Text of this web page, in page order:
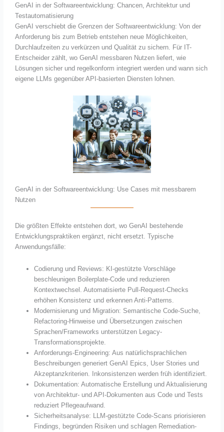
GenAI in der Softwareentwicklung: Chancen, Architektur und
Testautomatisierung
GenAI verschiebt die Grenzen der Softwareentwicklung: Von der
Anforderung bis zum Betrieb entstehen neue Möglichkeiten,
Durchlaufzeiten zu verkürzen und Qualität zu sichern. Für IT-
Entscheider zählt, wo GenAI messbaren Nutzen liefert, wie
Lösungen sicher und regelkonform integriert werden und wann sich
eigene LLMs gegenüber API-basierten Diensten lohnen.
GenAI in der Softwareentwicklung: Use Cases mit messbarem
Nutzen
Die größten Effekte entstehen dort, wo GenAI bestehende
Entwicklungspraktiken ergänzt, nicht ersetzt. Typische
Anwendungsfälle:
Codierung und Reviews: KI-gestützte Vorschläge
beschleunigen Boilerplate-Code und reduzieren
Kontextwechsel. Automatisierte Pull-Request-Checks
erhöhen Konsistenz und erkennen Anti-Patterns.
Modernisierung und Migration: Semantische Code-Suche,
Refactoring-Hinweise und Übersetzungen zwischen
Sprachen/Frameworks unterstützen Legacy-
Transformationsprojekte.
Anforderungs-Engineering: Aus natürlichsprachlichen
Beschreibungen generiert GenAI Epics, User Stories und
Akzeptanzkriterien. Inkonsistenzen werden früh identifiziert.
Dokumentation: Automatische Erstellung und Aktualisierung
von Architektur- und API-Dokumenten aus Code und Tests
reduziert Pflegeaufwand.
Sicherheitsanalyse: LLM-gestützte Code-Scans priorisieren
Findings, begründen Risiken und schlagen Remediation-